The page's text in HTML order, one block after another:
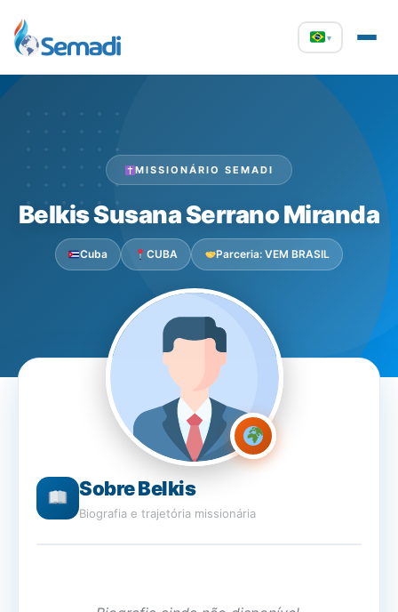
▾
MISSIONÁRIO SEMADI
Belkis Susana Serrano Miranda
Cuba CUBA Parceria: VEM BRASIL
Sobre Belkis
Biografia e trajetória missionária